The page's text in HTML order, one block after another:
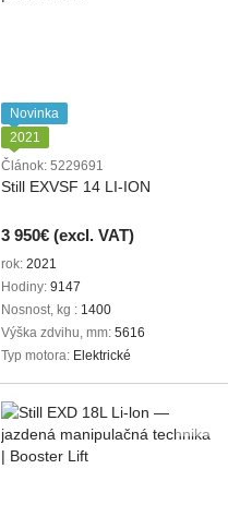
Novinka
2021
Článok: 5229691
Still EXVSF 14 LI-ION
3 950€ (excl. VAT)
rok 2021
Hodiny 9147
Nosnost, kg
1400
Výška zdvihu, mm 5616
Typ motora Elektrické